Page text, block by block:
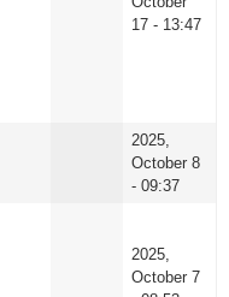
17 - 13:47
2025,
October 8
- 09:37
2025,
October 7